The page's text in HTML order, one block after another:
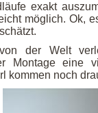
exakt
möglich. Ok,
der Welt
Montage eine
kommen noch